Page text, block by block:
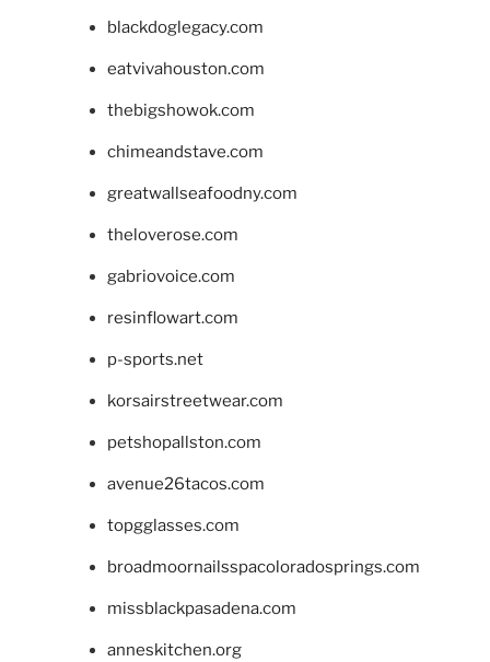
blackdoglegacy.com
eatvivahouston.com
thebigshowok.com
chimeandstave.com
greatwallseafoodny.com
theloverose.com
gabriovoice.com
resinflowart.com
p-sports.net
korsairstreetwear.com
petshopallston.com
avenue26tacos.com
topgglasses.com
broadmoornailsspacoloradosprings.com
missblackpasadena.com
anneskitchen.org